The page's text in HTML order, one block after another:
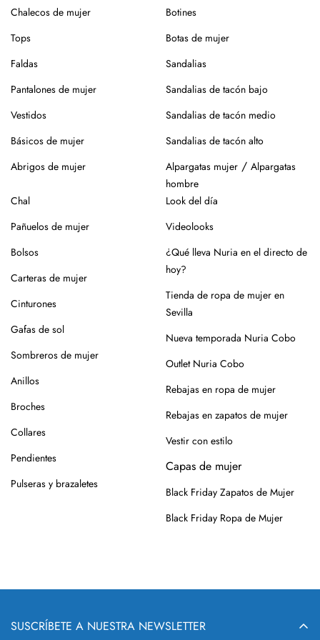
puedan dañar el tejido.
Para el planchado, utiliza temperatura media y, si puedes,
plancha del revés. Así evitarás brillos o marcas.
Evita la exposición directa al sol durante mucho tiempo.
de la prenda.
Para los zapatos:
Nuestros zapatos están hechos con materiales naturales
como piel o yute, que requieren cuidados específicos.
suciedad, limpiar con un paño ligeramente húmedo y
productos específicos para calzado de piel. Guarda en
lugar seco y con forma (relleno de papel o con horma),
alejados de fuentes de calor.
Para los modelos de yute, evita mojar la suela. En caso de
roce, usa un cepillo suave en seco.
Siempre es mejor guardarlos en su caja o funda de tela,
para que se conserven como el primer día.
Si tienes alguna duda, puedes consultarnos.
Chalecos de mujer
Tops
Faldas
Pantalones de mujer
Vestidos
Básicos de mujer
Abrigos de mujer
Botines
Botas de mujer
Sandalias
Sandalias de tacón bajo
Sandalias de tacón medio
Sandalias de tacón alto
Alpargatas mujer / Alpargatas
hombre
Chal
Pañuelos de mujer
Bolsos
Carteras de mujer
Cinturones
Gafas de sol
Sombreros de mujer
Anillos
Broches
Collares
Pendientes
Pulseras y brazaletes
Look del día
Videolooks
¿Qué lleva Nuria en el directo de
hoy?
Tienda de ropa de mujer en
Sevilla
Nueva temporada Nuria Cobo
Outlet Nuria Cobo
Rebajas en ropa de mujer
Rebajas en zapatos de mujer
Vestir con estilo
Capas de mujer
Black Friday Zapatos de Mujer
Black Friday Ropa de Mujer
SUSCRÍBETE A NUESTRA NEWSLETTER